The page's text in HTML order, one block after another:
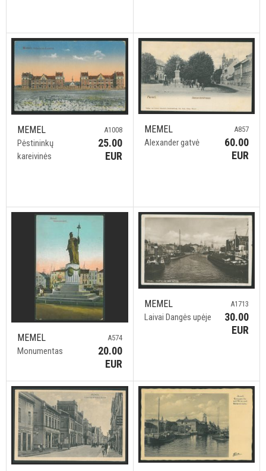
MEMEL
Pėstininkų
kareivinės
A1008
25.00
EUR
MEMEL
Alexander gatvė
A857
60.00
EUR
MEMEL
Monumentas
A574
20.00
EUR
MEMEL
Laivai Dangės upėje
A1713
30.00
EUR